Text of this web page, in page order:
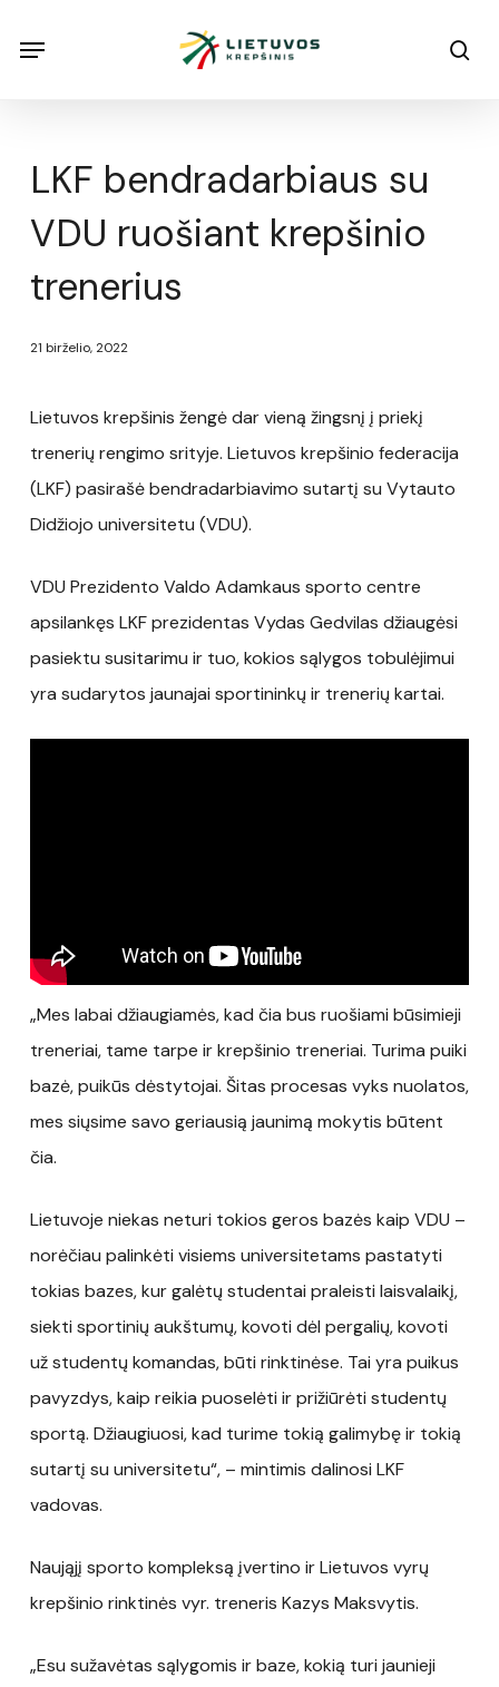
Menu
LKF bendradarbiaus su
VDU ruošiant krepšinio
trenerius
21 birželio, 2022
Lietuvos krepšinis žengė dar vieną žingsnį į priekį
trenerių rengimo srityje. Lietuvos krepšinio federacija
(LKF) pasirašė bendradarbiavimo sutartį su Vytauto
Didžiojo universitetu (VDU).
VDU Prezidento Valdo Adamkaus sporto centre
apsilankęs LKF prezidentas Vydas Gedvilas džiaugėsi
pasiektu susitarimu ir tuo, kokios sąlygos tobulėjimui
yra sudarytos jaunajai sportininkų ir trenerių kartai.
„Mes labai džiaugiamės, kad čia bus ruošiami būsimieji
treneriai, tame tarpe ir krepšinio treneriai. Turima puiki
bazė, puikūs dėstytojai. Šitas procesas vyks nuolatos,
mes siųsime savo geriausią jaunimą mokytis būtent
čia.
Lietuvoje niekas neturi tokios geros bazės kaip VDU –
norėčiau palinkėti visiems universitetams pastatyti
tokias bazes, kur galėtų studentai praleisti laisvalaikį,
siekti sportinių aukštumų, kovoti dėl pergalių, kovoti
už studentų komandas, būti rinktinėse. Tai yra puikus
pavyzdys, kaip reikia puoselėti ir prižiūrėti studentų
sportą. Džiaugiuosi, kad turime tokią galimybę ir tokią
sutartį su universitetu“, – mintimis dalinosi LKF
vadovas.
Naująjį sporto kompleksą įvertino ir Lietuvos vyrų
krepšinio rinktinės vyr. treneris Kazys Maksvytis.
„Esu sužavėtas sąlygomis ir baze, kokią turi jaunieji